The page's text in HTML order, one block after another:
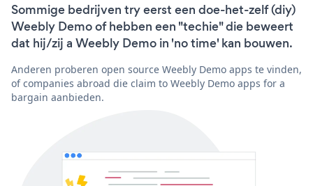
Sommige bedrijven try eerst een doe-het-zelf (diy)
Weebly Demo of hebben een "techie" die beweert
dat hij/zij a Weebly Demo in 'no time' kan bouwen.
Anderen proberen open source Weebly Demo apps te vinden,
of companies abroad die claim to Weebly Demo apps for a
bargain aanbieden.